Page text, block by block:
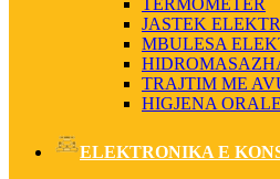
TERMOMETER
JASTEK
MBULESA
TRAJTIM ME
HIGJENA ORALE
ELEKTRONIKA E